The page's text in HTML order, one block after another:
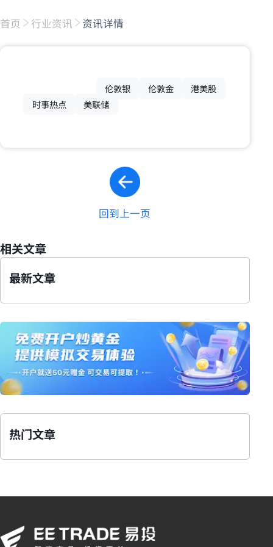
首页 行业资讯 资讯详情
伦敦银 伦敦金
港美股
时事热点
美联储
回到上一页
相关文章
最新文章
热门文章